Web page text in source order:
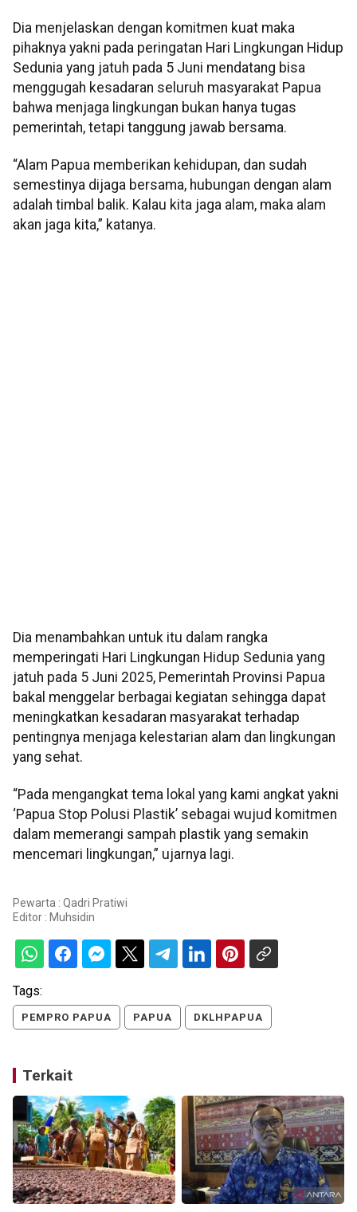
Dia menjelaskan dengan komitmen kuat maka
pihaknya yakni pada peringatan Hari Lingkungan Hidup
Sedunia yang jatuh pada 5 Juni mendatang bisa
menggugah kesadaran seluruh masyarakat Papua
bahwa menjaga lingkungan bukan hanya tugas
pemerintah, tetapi tanggung jawab bersama.
“Alam Papua memberikan kehidupan, dan sudah
semestinya dijaga bersama, hubungan dengan alam
adalah timbal balik. Kalau kita jaga alam, maka alam
akan jaga kita,” katanya.
Dia menambahkan untuk itu dalam rangka
memperingati Hari Lingkungan Hidup Sedunia yang
jatuh pada 5 Juni 2025, Pemerintah Provinsi Papua
bakal menggelar berbagai kegiatan sehingga dapat
meningkatkan kesadaran masyarakat terhadap
pentingnya menjaga kelestarian alam dan lingkungan
yang sehat.
“Pada mengangkat tema lokal yang kami angkat yakni
‘Papua Stop Polusi Plastik’ sebagai wujud komitmen
dalam memerangi sampah plastik yang semakin
mencemari lingkungan,” ujarnya lagi.
Pewarta : Qadri Pratiwi
Editor : Muhsidin
Tags:
PEMPRO PAPUA PAPUA DKLHPAPUA
Terkait